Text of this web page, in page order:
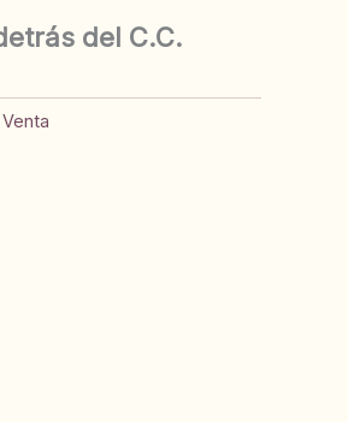
del C.C.
Venta